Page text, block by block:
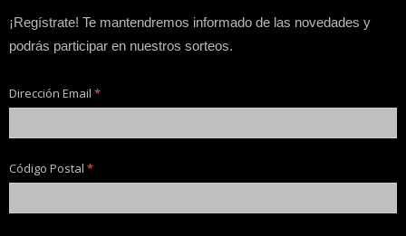
¡Regístrate! Te mantendremos informado de las novedades y
podrás participar en nuestros sorteos.
Dirección Email *
Código Postal *